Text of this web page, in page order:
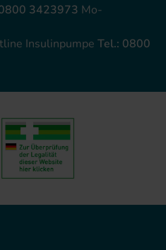
3423973 Mo-
Insulinpumpe Tel.: 0800